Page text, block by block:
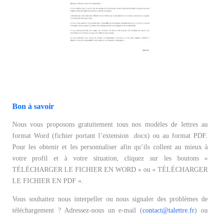
Bon à savoir
Nous vous proposons gratuitement tous nos modèles de lettres au
format Word (fichier portant l’extension .docx) ou au format PDF.
Pour les obtenir et les personnaliser afin qu’ils collent au mieux à
votre profil et à votre situation, cliquez sur les boutons «
TÉLÉCHARGER LE FICHIER EN WORD » ou « TÉLÉCHARGER
LE FICHIER EN PDF ».
Vous souhaitez nous interpeller ou nous signaler des problèmes de
téléchargement ? Adressez-nous un e-mail (contact@talettre.fr) ou